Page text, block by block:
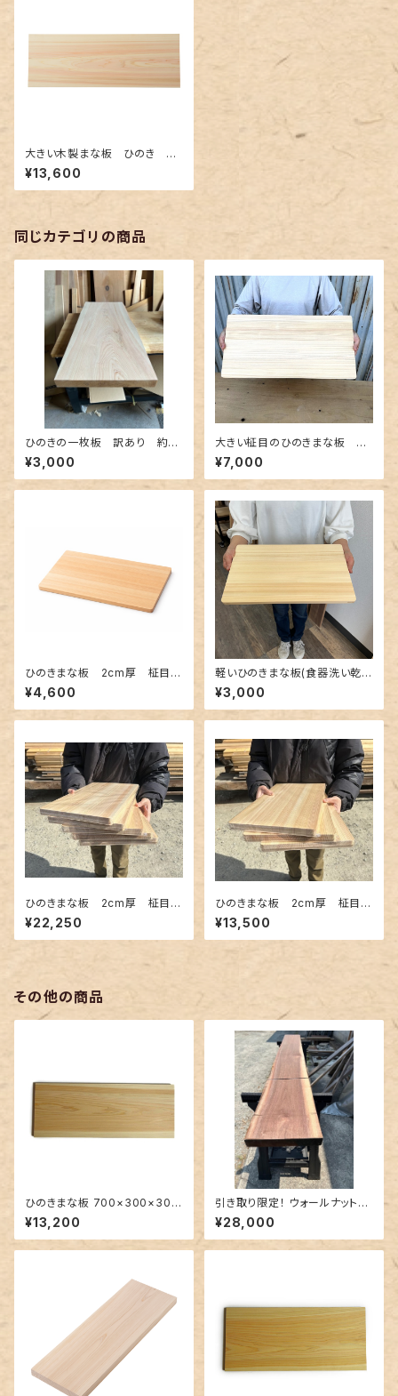
大きい木製まな板 ひのき 90
0×300×30mm 裏に節あ
り 一枚板
¥13,600
同じカテゴリの商品
ひのきの一枚板 訳あり 約9
9.5×43×5cm
¥3,000
大きい柾目のひのきまな板 接
ぎ合わせ 約60×30×2cm 1
枚
¥7,000
ひのきまな板 2cm厚 柾目接
ぎ合わせ 約42×24×2cm
¥4,600
軽いひのきまな板(食器洗い乾燥
機対応) 約39×24×1.3cm
¥3,000
ひのきまな板 2cm厚 柾目接
ぎ合わせ 約42×24×2cm 5
枚セット
¥22,250
ひのきまな板 2cm厚 柾目接
ぎ合わせ 約42×24×2cm 3
枚セット
¥13,500
その他の商品
ひのきまな板 700×300×30m
m 一枚板
¥13,200
引き取り限定！ ウォールナット材
料 訳あり 約244×28前後×
4.5cm
¥28,000